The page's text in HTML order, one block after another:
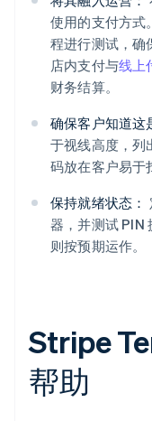
使用的支付方式
程进行测试，确
店内支付与线上
财务结算。
确保客户知道这
于视线高度，列
码放在客户易于
保持就绪状态：
器，并测试 PIN
则按预期运作。
Stripe
帮助